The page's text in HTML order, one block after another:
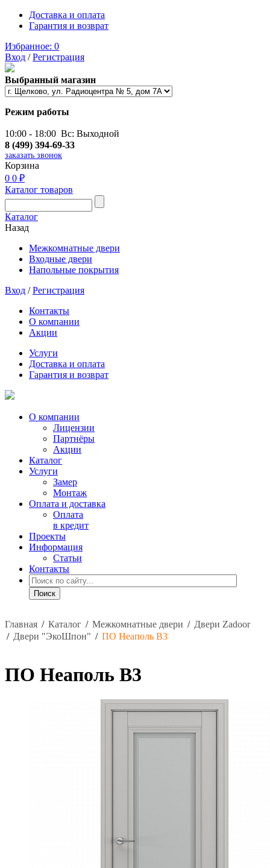
Доставка и оплата
Гарантия и возврат
Избранное: 0
Вход /Регистрация
Выбранный магазин
Режим работы
10:00 - 18:00 Вс: Выходной
8 (499) 394-69-33
заказать звонок
Корзина
0 0 ₽
Каталог товаров
Каталог
Назад
Межкомнатные двери
Входные двери
Напольные покрытия
Вход /Регистрация
Контакты
О компании
Акции
Услуги
Доставка и оплата
Гарантия и возврат
О компании
Лицензии
Партнёры
Акции
Каталог
Услуги
Замер
Монтаж
Оплата и доставка
Оплата
в кредит
Проекты
Информация
Статьи
Контакты
Главная / Каталог / Межкомнатные двери / Двери Zadoor
/ Двери "ЭкоШпон" / ПО Неаполь В3
ПО Неаполь В3